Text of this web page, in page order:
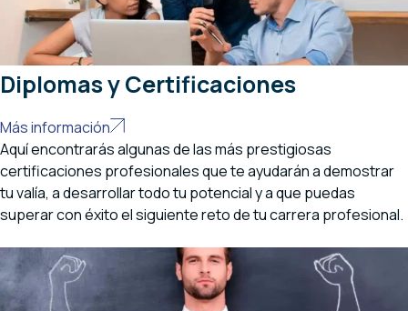
Diplomas y Certificaciones
Más información
Aquí encontrarás algunas de las más prestigiosas
certificaciones profesionales que te ayudarán a demostrar
tu valía, a desarrollar todo tu potencial y a que puedas
superar con éxito el siguiente reto de tu carrera profesional.